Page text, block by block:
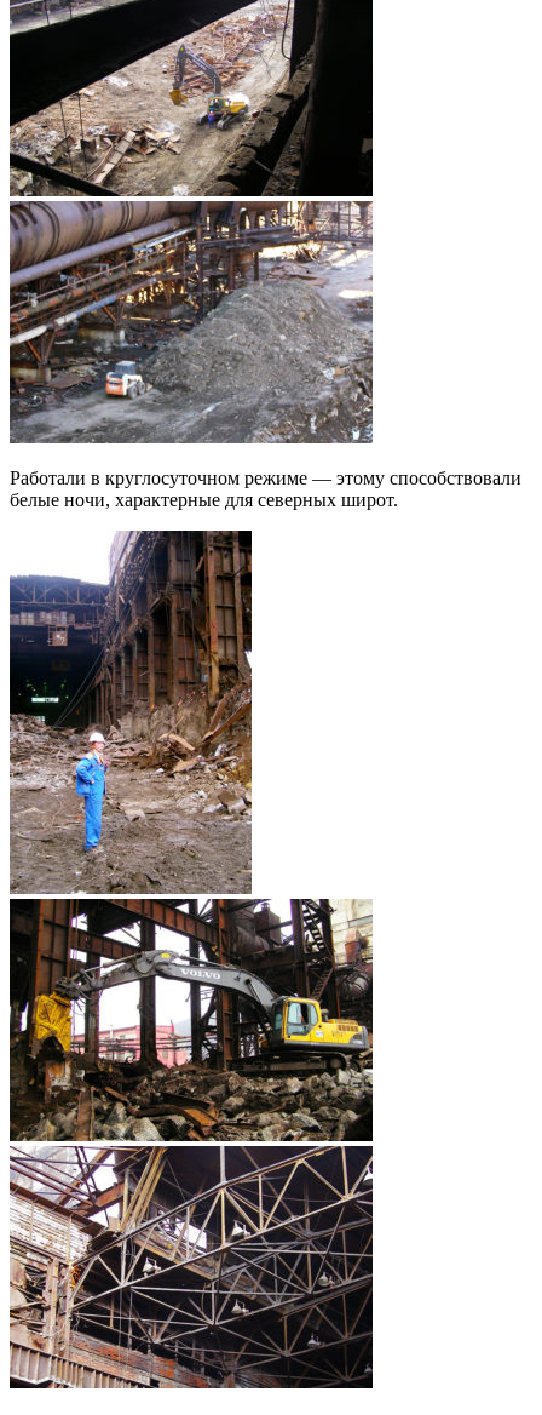
Работали в круглосуточном режиме — этому способствовали
белые ночи, характерные для северных широт.